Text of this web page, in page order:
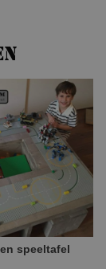
speeltafel